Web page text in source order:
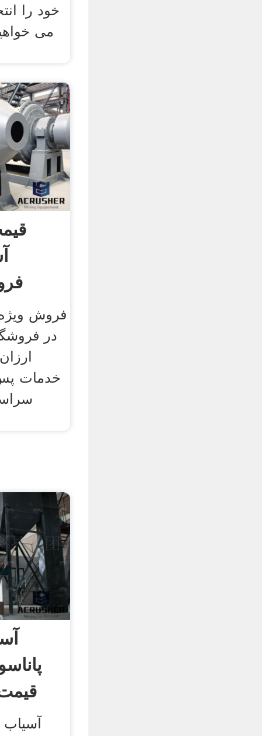
خود را
می
فروش
خدمات
آسیاب